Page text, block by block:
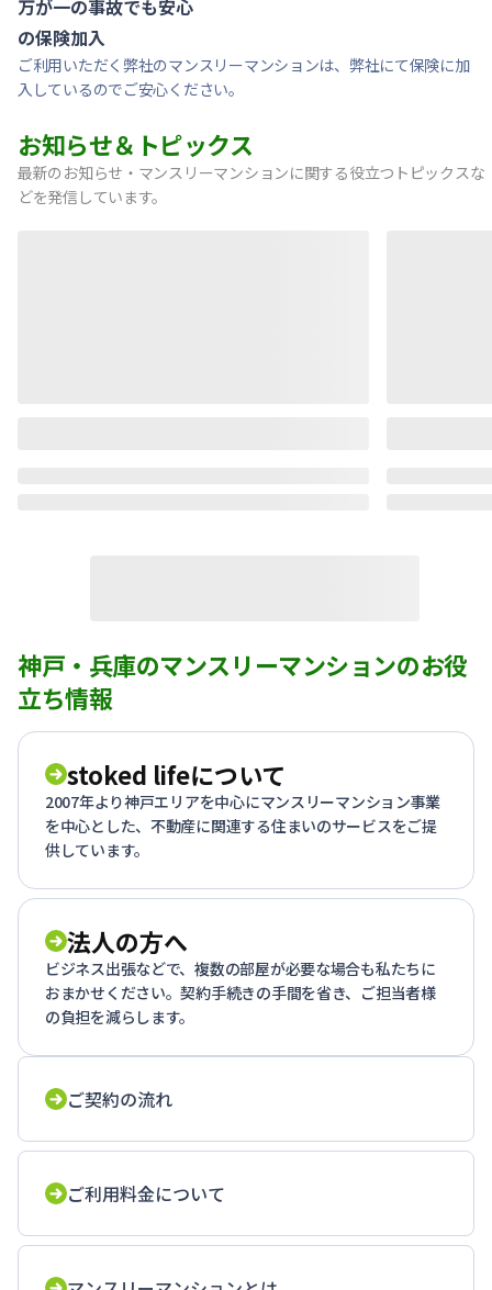
万が一の事故でも安心
の保険加入
ご利用いただく弊社のマンスリーマンションは、弊社にて保険に加
入しているのでご安心ください。
お知らせ＆トピックス
最新のお知らせ・マンスリーマンションに関する役立つトピックスな
どを発信しています。
神戸・兵庫のマンスリーマンションのお役
立ち情報
stoked lifeについて
2007年より神戸エリアを中心にマンスリーマンション事業
を中心とした、不動産に関連する住まいのサービスをご提
供しています。
法人の方へ
ビジネス出張などで、複数の部屋が必要な場合も私たちに
おまかせください。契約手続きの手間を省き、ご担当者様
の負担を減らします。
ご契約の流れ
ご利用料金について